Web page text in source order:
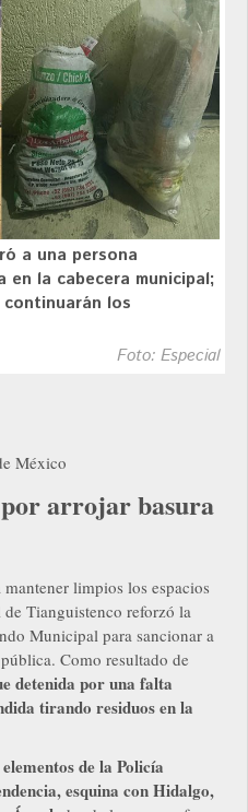
a una persona
la cabecera municipal;
los
Foto: Especial
México
arrojar basura
limpios los espacios
Tianguistenco reforzó la
Municipal para sancionar a
Como resultado de
detenida por una falta
tirando residuos en la
de la Policía
esquina con Hidalgo,